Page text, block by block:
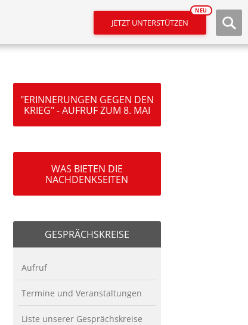
JETZT UNTERSTÜTZEN
NEU
"ERINNERUNGEN GEGEN DEN
KRIEG" - AUFRUF ZUM 8. MAI
WAS BIETEN DIE
NACHDENKSEITEN
GESPRÄCHSKREISE
Aufruf
Termine und Veranstaltungen
Liste unserer Gesprächskreise